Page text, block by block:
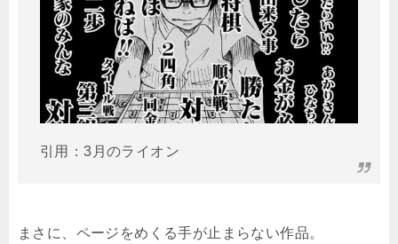
引用：3月のライオン
まさに、ページをめくる手が止まらない作品。